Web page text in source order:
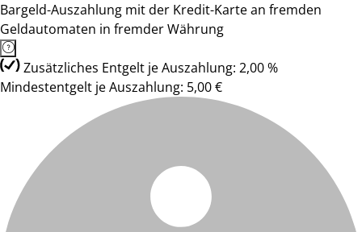
Bargeld-Auszahlung mit der Kredit-Karte an fremden
Geldautomaten in fremder Währung
Zusätzliches Entgelt je Auszahlung: 2,00 %
Mindestentgelt je Auszahlung: 5,00 €